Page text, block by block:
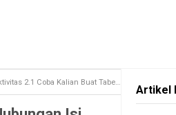
2.1 Coba Kalian Buat Tabel Bagan Hubungan Isi Proklamasi Kemerdekaan dan Pembukaan UUD 1945
Artikel